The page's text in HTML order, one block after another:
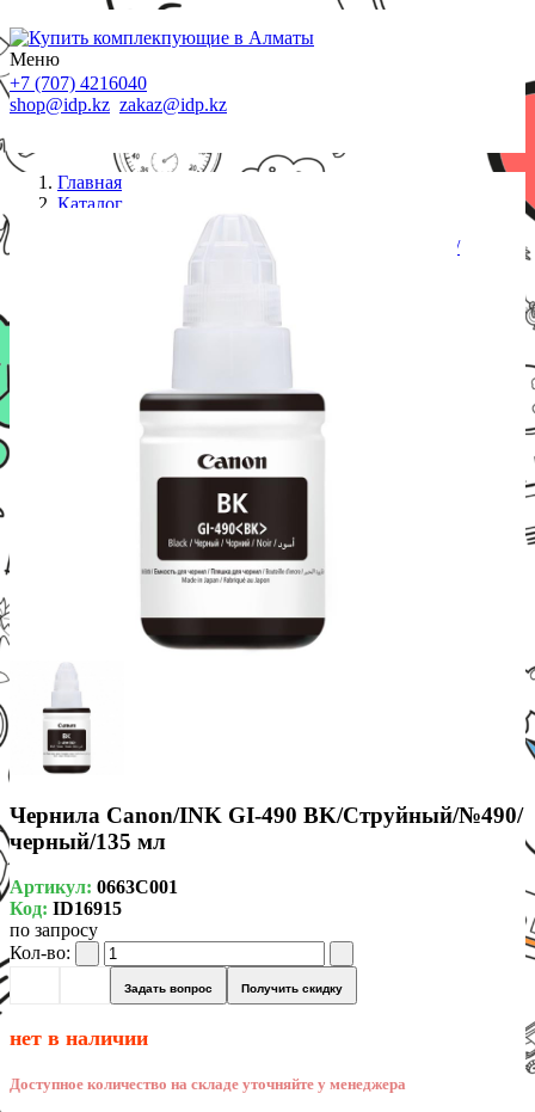
Меню
+7 (707) 4216040
shop@idp.kz zakaz@idp.kz
Главная
Каталог
Картриджи Canon
Чернила Canon/INK GI-490 BK/Струйный/№490/
Чернила Canon/INK GI-490 BK/Струйный/№490/
черный/135 мл
Артикул: 0663C001
Код: ID16915
по запросу
Кол-во:
Задать вопрос Получить скидку
нет в наличии
Доступное количество на складе уточняйте у менеджера